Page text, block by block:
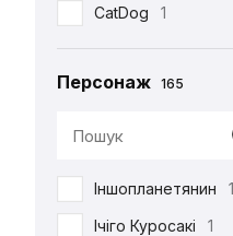
CatDog
1
Charlie and the
1
Defenders of the
Персонаж 165
Іншопланетянин
1
Ічіго Куросакі
1